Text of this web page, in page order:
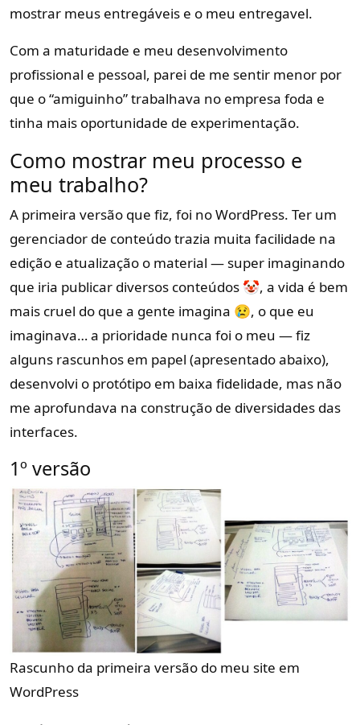
mostrar meus entregáveis e o meu entregavel.
Com a maturidade e meu desenvolvimento
profissional e pessoal, parei de me sentir menor por
que o “amiguinho” trabalhava no empresa foda e
tinha mais oportunidade de experimentação.
Como mostrar meu processo e
meu trabalho?
A primeira versão que fiz, foi no WordPress. Ter um
gerenciador de conteúdo trazia muita facilidade na
edição e atualização o material — super imaginando
que iria publicar diversos conteúdos 🤡, a vida é bem
mais cruel do que a gente imagina 😢, o que eu
imaginava… a prioridade nunca foi o meu — fiz
alguns rascunhos em papel (apresentado abaixo),
desenvolvi o protótipo em baixa fidelidade, mas não
me aprofundava na construção de diversidades das
interfaces.
1º versão
Rascunho da primeira versão do meu site em
WordPress